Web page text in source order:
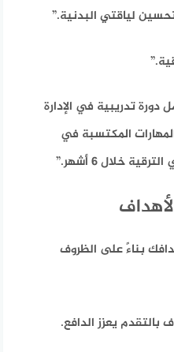
دورة تدريبية في الإدارة
المكتسبة في
خلال 6 أشهر.”
بناءً على الظروف
بالتقدم يعزز الدافع.